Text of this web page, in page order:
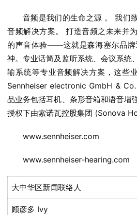
音频是我们的生命之源 。 我们
音频解决方案。 打造音频之未来并
的声音体验——这就是森海塞尔品
神。专业话筒及监听系统、会议系统
输系统等专业音频解决方案，这些
Sennheiser electronic GmbH &
品业务包括耳机、条形音箱和语音增
授权下由索诺瓦控股集团 (Sonova
www.sennheiser.com
www.sennheiser-hearing.com
大中华区新闻联络人
顾彦多 Ivy